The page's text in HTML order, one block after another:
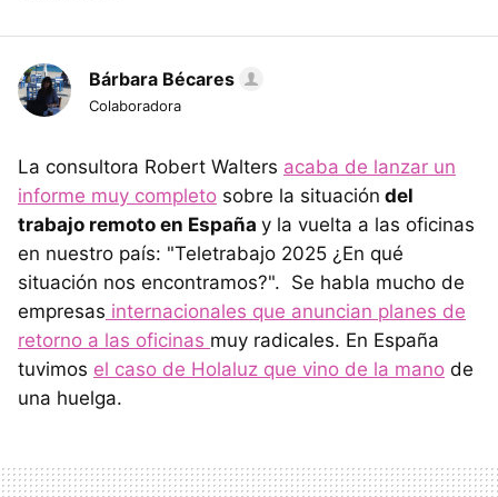
Bárbara Bécares
Colaboradora
La consultora Robert Walters acaba de lanzar un
informe muy completo sobre la situación del
trabajo remoto en España y la vuelta a las oficinas
en nuestro país: "Teletrabajo 2025 ¿En qué
situación nos encontramos?". Se habla mucho de
empresas internacionales que anuncian planes de
retorno a las oficinas muy radicales. En España
tuvimos el caso de Holaluz que vino de la mano de
una huelga.